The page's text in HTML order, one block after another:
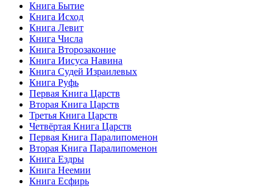
Книга Бытие
Книга Исход
Книга Левит
Книга Числа
Книга Второзаконие
Книга Иисуса Навина
Книга Судей Израилевых
Книга Руфь
Первая Книга Царств
Вторая Книга Царств
Третья Книга Царств
Четвёртая Книга Царств
Первая Книга Паралипоменон
Вторая Книга Паралипоменон
Книга Ездры
Книга Неемии
Книга Есфирь